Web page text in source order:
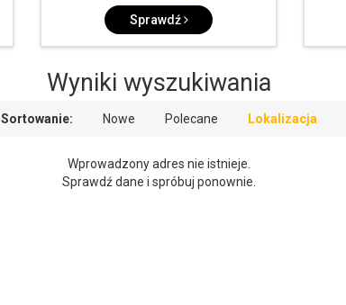
Sprawdź
Wyniki wyszukiwania
Sortowanie: Nowe Polecane Lokalizacja
Wprowadzony adres nie istnieje.
Sprawdź dane i spróbuj ponownie.